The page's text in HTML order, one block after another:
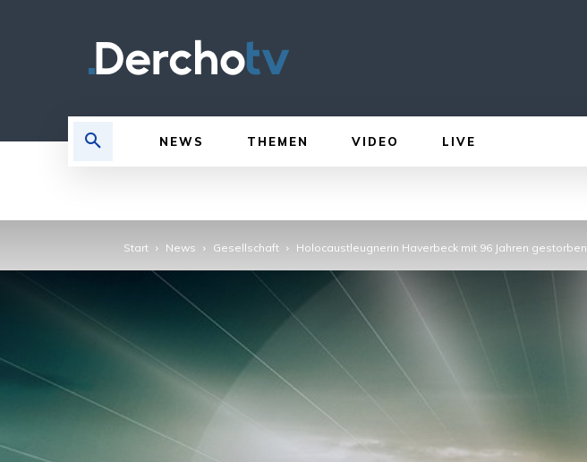
NEWS THEMEN VIDEO LIVE
Start News Gesellschaft Holocaustleugnerin Haverbeck mit 96 Jahren gestorben